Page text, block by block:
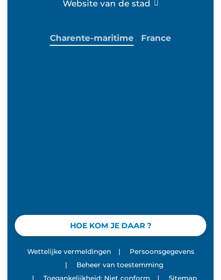
Website van de stad
HOE KOM JE DAAR ?
Charente-maritime France
Wettelijke vermeldingen |
Persoonsgegevens
|
Beheer van toestemming
|
Toegankelijkheid: Niet conform | Sitemap